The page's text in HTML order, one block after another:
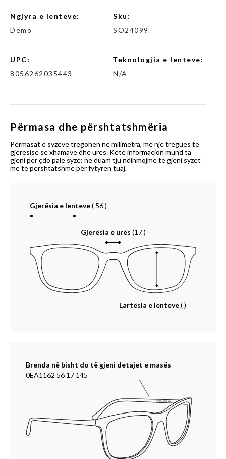
Ngjyra e lenteve:
Demo
Sku:
SO24099
UPC:
8056262035443
Теknologjia e lenteve:
N/A
Përmasa dhe përshtatshmëria
Përmasat e syzeve tregohen në milimetra, me një tregues të
gjerësisë së xhamave dhe urës. Këtë informacion mund ta
gjeni për çdo palë syze: ne duam tju ndihmojmë të gjeni syzet
më të përshtatshme për fytyrën tuaj.
Gjerësia e lenteve( 56)
Gjerësia e urës (17 )
Lartësia e lenteve( )
Brenda në bisht do të gjeni detajet e masës
0EA1162 56 17 145